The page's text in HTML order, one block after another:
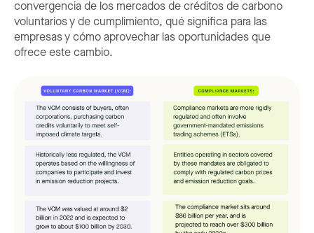
convergencia de los mercados de créditos de carbono
voluntarios y de cumplimiento, qué significa para las
empresas y cómo aprovechar las oportunidades que
ofrece este cambio.